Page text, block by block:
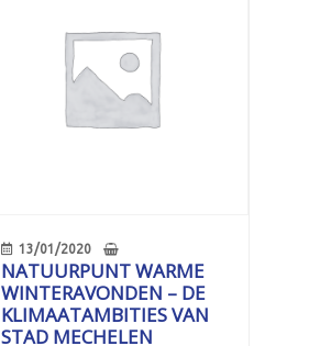
13/01/2020
NATUURPUNT WARME
WINTERAVONDEN – DE
KLIMAATAMBITIES VAN
STAD MECHELEN